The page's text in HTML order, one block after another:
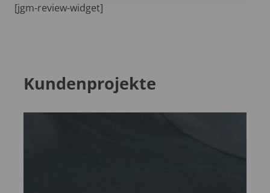
[jgm-review-widget]
Kundenprojekte